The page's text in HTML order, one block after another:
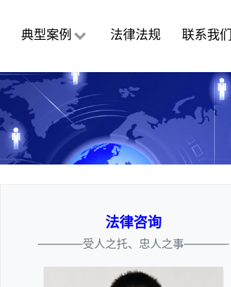
典型案例 法律法规 联系我们
法律咨询
————受人之托、忠人之事————